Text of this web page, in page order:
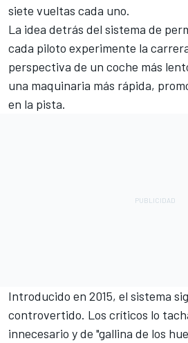
siete vueltas cada uno.
La idea detrás del sistema de
cada piloto experimente la
perspectiva de un coche más
una maquinaria más rápida,
en la pista.
Introducido en 2015, el sistema
controvertido. Los críticos lo
innecesario y de "gallina de los